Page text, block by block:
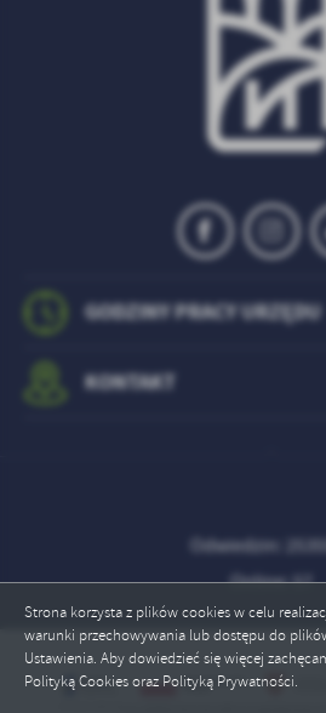
GODZINY PRACY URZĘDU
KONTAKT
Odwiedzin:
Online: 57
Strona korzysta z plików cookies w celu
warunki przechowywania lub dostępu do
Ustawienia. Aby dowiedzieć się więcej
Polityką Cookies oraz Polityką Prywatności.